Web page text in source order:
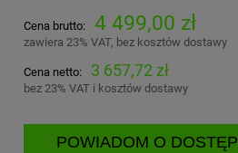
Cena brutto: 4 499,00 zł
zawiera 23% VAT, bez kosztów dostawy
Cena netto: 3 657,72 zł
bez 23% VAT i kosztów dostawy
POWIADOM O